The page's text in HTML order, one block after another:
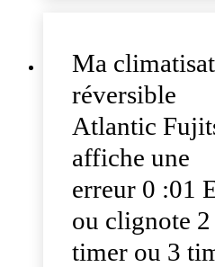
Ma
réversible
Atlantic
affiche une
erreur 0 :01
ou clignote 2
timer ou 3